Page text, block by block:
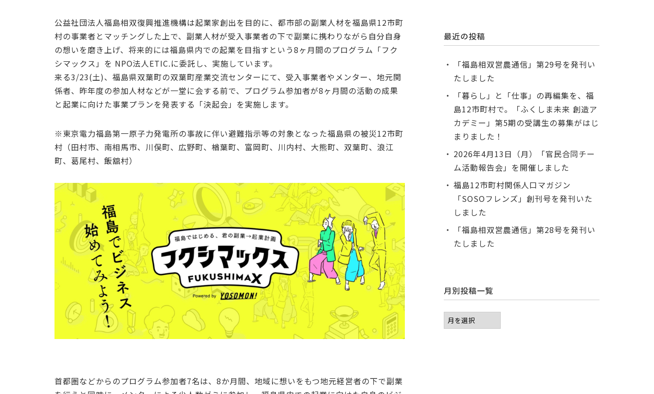
公益社団法人福島相双復興推進機構は起業家創出を目的に、都市部の副業人材を福島県12市町
村の事業者とマッチングした上で、副業人材が受入事業者の下で副業に携わりながら自分自身
の想いを磨き上げ、将来的には福島県内での起業を目指すという8ヶ月間のプログラム「フク
シマックス」を NPO法人ETIC.に委託し、実施しています。
来る3/23(土)、福島県双葉町の双葉町産業交流センターにて、受入事業者やメンター、地元関
係者、昨年度の参加人材などが一堂に会する前で、プログラム参加者が8ヶ月間の活動の成果
と起業に向けた事業プランを発表する「決起会」を実施します。
※東京電力福島第一原子力発電所の事故に伴い避難指示等の対象となった福島県の被災12市町
村（田村市、南相馬市、川俣町、広野町、楢葉町、富岡町、川内村、大熊町、双葉町、浪江
町、葛尾村、飯舘村）
首都圏などからのプログラム参加者7名は、8か月間、地域に想いをもつ地元経営者の下で副業
最近の投稿
「福島相双営農通信」第29号を発刊い
たしました
「暮らし」と「仕事」の再編集を、福
島12市町村で。「ふくしま未来 創造ア
カデミー」第5期の受講生の募集がはじ
まりました！
2026年4月13日（月）「官民合同チー
ム活動報告会」を開催しました
福島12市町村関係人口マガジン
「SOSOフレンズ」創刊号を発刊いた
しました
「福島相双営農通信」第28号を発刊い
たしました
月別投稿一覧